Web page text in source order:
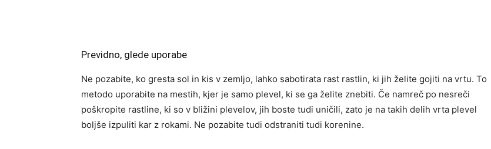
Previdno, glede uporabe
Ne pozabite, ko gresta sol in kis v zemljo, lahko sabotirata rast rastlin, ki jih želite gojiti na vrtu. To
metodo uporabite na mestih, kjer je samo plevel, ki se ga želite znebiti. Če namreč po nesreči
poškropite rastline, ki so v bližini plevelov, jih boste tudi uničili, zato je na takih delih vrta plevel
boljše izpuliti kar z rokami. Ne pozabite tudi odstraniti tudi korenine.